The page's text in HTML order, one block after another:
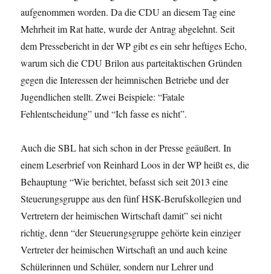
aufgenommen worden. Da die CDU an diesem Tag eine
Mehrheit im Rat hatte, wurde der Antrag abgelehnt. Seit
dem Pressebericht in der WP gibt es ein sehr heftiges Echo,
warum sich die CDU Brilon aus parteitaktischen Gründen
gegen die Interessen der heimnischen Betriebe und der
Jugendlichen stellt. Zwei Beispiele: “Fatale
Fehlentscheidung” und “Ich fasse es nicht”.
Auch die SBL hat sich schon in der Presse geäußert. In
einem Leserbrief von Reinhard Loos in der WP heißt es, die
Behauptung “Wie berichtet, befasst sich seit 2013 eine
Steuerungsgruppe aus den fünf HSK-Berufskollegien und
Vertretern der heimischen Wirtschaft damit” sei nicht
richtig, denn “der Steuerungsgruppe gehörte kein einziger
Vertreter der heimischen Wirtschaft an und auch keine
Schülerinnen und Schüler, sondern nur Lehrer und